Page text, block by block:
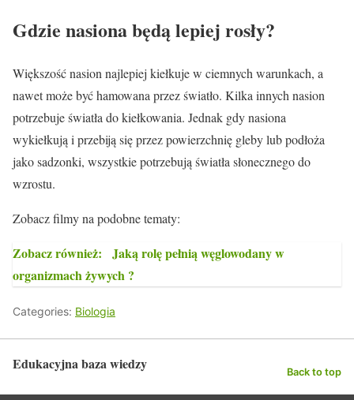
Gdzie nasiona będą lepiej rosły?
Większość nasion najlepiej kiełkuje w ciemnych warunkach, a
nawet może być hamowana przez światło. Kilka innych nasion
potrzebuje światła do kiełkowania. Jednak gdy nasiona
wykiełkują i przebiją się przez powierzchnię gleby lub podłoża
jako sadzonki, wszystkie potrzebują światła słonecznego do
wzrostu.
Zobacz filmy na podobne tematy:
Zobacz również:
Jaką rolę pełnią węglowodany w
organizmach żywych ?
Categories: Biologia
Edukacyjna baza wiedzy Back to top